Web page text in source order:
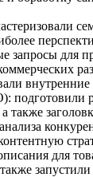
запросы для
подготовили
также
для